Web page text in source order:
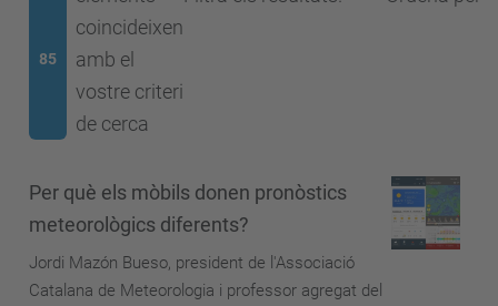
85
coincideixen
amb el
vostre criteri
de cerca
Per què els mòbils donen pronòstics
meteorològics diferents?
Jordi Mazón Bueso, president de l'Associació
Catalana de Meteorologia i professor agregat del